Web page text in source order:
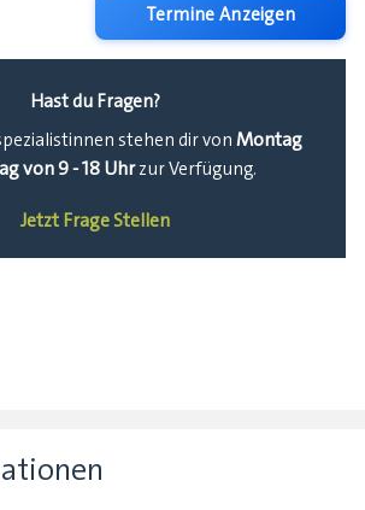
Termine Anzeigen
Hast du Fragen?
stehen dir von Montag
von 9 - 18 Uhrzur Verfügung.
Jetzt Frage Stellen